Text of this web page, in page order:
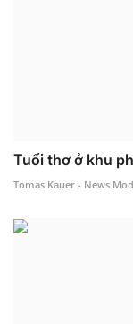
Tuổi thơ ở khu
Tomas Kauer - News